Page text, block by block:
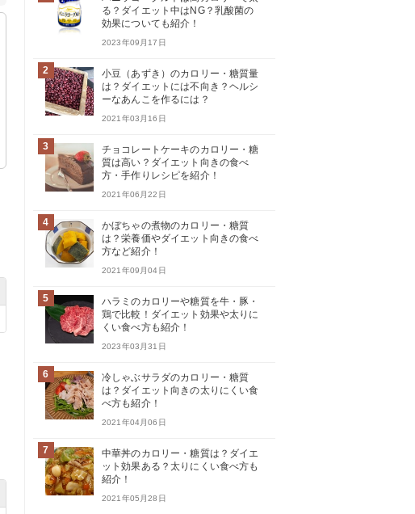
る？ダイエット中はNG？乳酸菌の
効果についても紹介！
2023年09月17日
2
小豆（あずき）のカロリー・糖質量
は？ダイエットには不向き？ヘルシ
ーなあんこを作るには？
2021年03月16日
3
チョコレートケーキのカロリー・糖
質は高い？ダイエット向きの食べ
方・手作りレシピを紹介！
2021年06月22日
4
かぼちゃの煮物のカロリー・糖質
は？栄養価やダイエット向きの食べ
方など紹介！
2021年09月04日
5
ハラミのカロリーや糖質を牛・豚・
鶏で比較！ダイエット効果や太りに
くい食べ方も紹介！
2023年03月31日
6
冷しゃぶサラダのカロリー・糖質
は？ダイエット向きの太りにくい食
べ方も紹介！
2021年04月06日
7
中華丼のカロリー・糖質は？ダイエ
ット効果ある？太りにくい食べ方も
紹介！
2021年05月28日